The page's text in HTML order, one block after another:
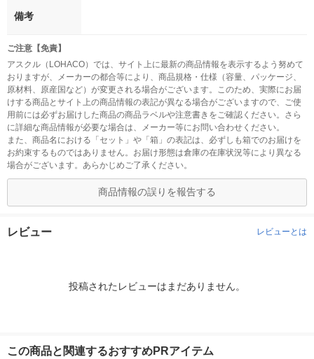
備考
ご注意【免責】
アスクル（LOHACO）では、サイト上に最新の商品情報を表示するよう努めて
おりますが、メーカーの都合等により、商品規格・仕様（容量、パッケージ、
原材料、原産国など）が変更される場合がございます。このため、実際にお届
けする商品とサイト上の商品情報の表記が異なる場合がございますので、ご使
用前には必ずお届けした商品の商品ラベルや注意書きをご確認ください。さら
に詳細な商品情報が必要な場合は、メーカー等にお問い合わせください。
また、商品名における「セット」や「箱」の表記は、必ずしも箱でのお届けを
お約束するものではありません。お届け形態は倉庫の在庫状況等により異なる
場合がございます。あらかじめご了承ください。
商品情報の誤りを報告する
レビュー レビューとは
投稿されたレビューはまだありません。
この商品と関連するおすすめPRアイテム